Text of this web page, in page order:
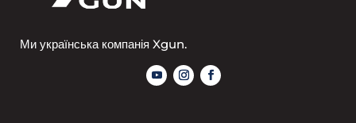
Ми українська компанія Xgun.